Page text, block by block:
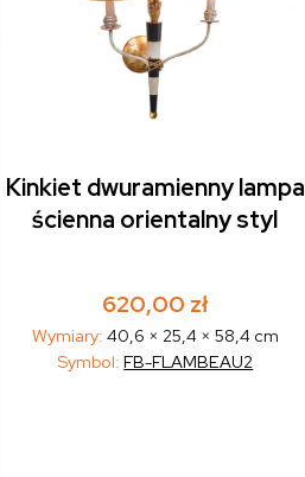
Kinkiet dwuramienny lampa
ścienna orientalny styl
620,00 zł
Wymiary: 40,6 × 25,4 × 58,4 cm
Symbol:FB-FLAMBEAU2